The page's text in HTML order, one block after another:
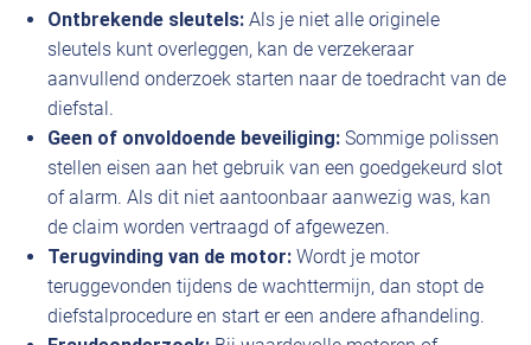
Ontbrekende sleutels: Als je niet alle originele
sleutels kunt overleggen, kan de verzekeraar
aanvullend onderzoek starten naar de toedracht van de
diefstal.
Geen of onvoldoende beveiliging: Sommige polissen
stellen eisen aan het gebruik van een goedgekeurd slot
of alarm. Als dit niet aantoonbaar aanwezig was, kan
de claim worden vertraagd of afgewezen.
Terugvinding van de motor: Wordt je motor
teruggevonden tijdens de wachttermijn, dan stopt de
diefstalprocedure en start er een andere afhandeling.